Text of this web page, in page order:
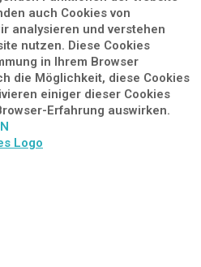
auch Cookies von
analysieren und verstehen
nutzen. Diese Cookies
in Ihrem Browser
die Möglichkeit, diese Cookies
einiger dieser Cookies
Erfahrung auswirken.